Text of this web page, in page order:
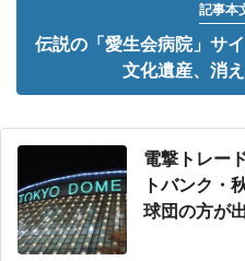
記事本
伝説の「愛生会病院」サ
文化遺産、消
電撃トレー
トバンク・
球団の方が